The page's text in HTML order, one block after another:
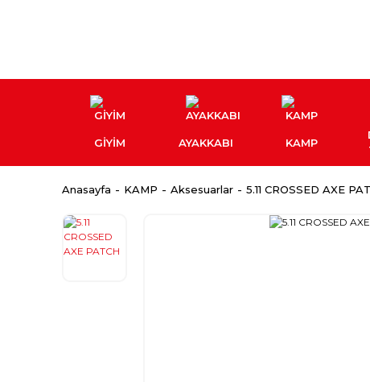
GİYİM AYAKKABI KAMP
Anasayfa KAMP Aksesuarlar 5.11 CROSSED AXE